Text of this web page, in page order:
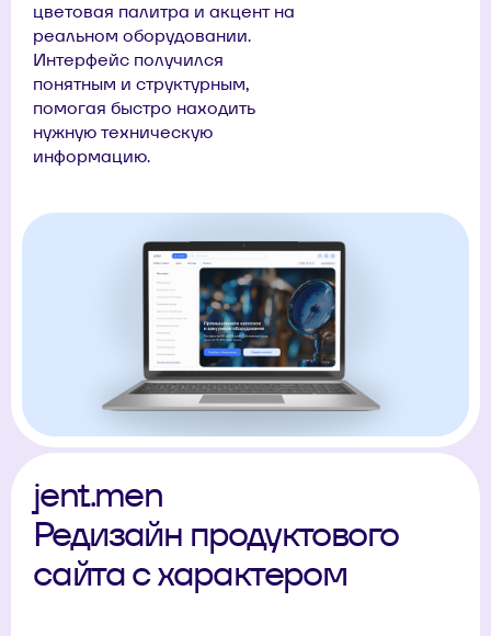
цветовая палитра и акцент на
реальном оборудовании.
Интерфейс получился
понятным и структурным,
помогая быстро находить
нужную техническую
информацию.
jent.men
Редизайн продуктового
сайта с характером